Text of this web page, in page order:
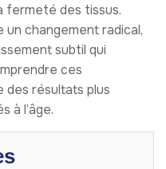
fermeté des tissus.
un changement radical,
subtil qui
ces
des résultats plus
à l’âge.